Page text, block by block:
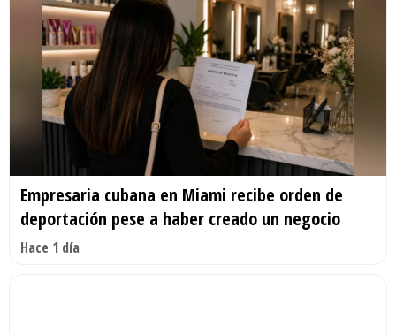
Empresaria cubana en Miami recibe orden de
deportación pese a haber creado un negocio
Hace 1 día